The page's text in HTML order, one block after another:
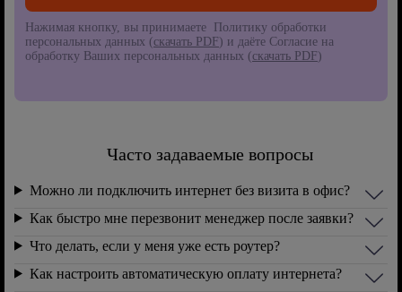
Нажимая кнопку, вы принимаете Политику обработки
персональных данных (скачать PDF) и даёте Согласие на
обработку Ваших персональных данных (скачать PDF)
Часто задаваемые вопросы
Можно ли подключить интернет без визита в офис?
Как быстро мне перезвонит менеджер после заявки?
Что делать, если у меня уже есть роутер?
Как настроить автоматическую оплату интернета?